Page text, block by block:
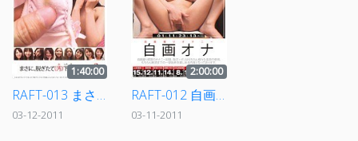
1:40:00
RAFT-013 まさに、脱ぎたて（汚）下着チェック！！ 2
03-12-2011
2:00:00
RAFT-012 自画オナ
03-11-2011